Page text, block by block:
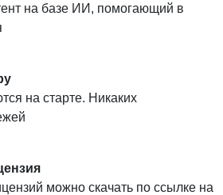
на базе ИИ, помогающий в
на старте. Никаких
можно скачать по ссылке на